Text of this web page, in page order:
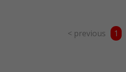
< previous 1